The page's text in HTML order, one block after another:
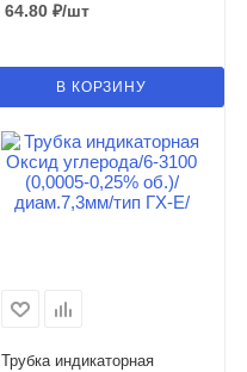
64.80 ₽/шт
В КОРЗИНУ
Трубка индикаторная